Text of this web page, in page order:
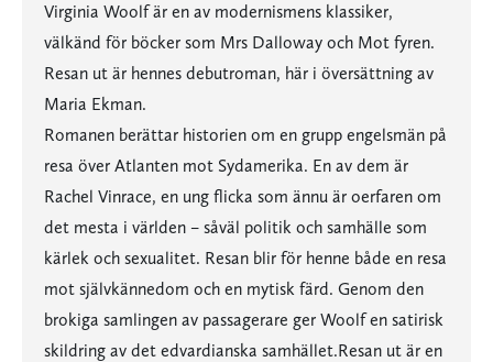
Virginia Woolf är en av modernismens klassiker,
välkänd för böcker som Mrs Dalloway och Mot fyren.
Resan ut är hennes debutroman, här i översättning av
Maria Ekman.
Romanen berättar historien om en grupp engelsmän på
resa över Atlanten mot Sydamerika. En av dem är
Rachel Vinrace, en ung flicka som ännu är oerfaren om
det mesta i världen – såväl politik och samhälle som
kärlek och sexualitet. Resan blir för henne både en resa
mot självkännedom och en mytisk färd. Genom den
brokiga samlingen av passagerare ger Woolf en satirisk
skildring av det edvardianska samhället.Resan ut är en